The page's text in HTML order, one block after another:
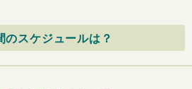
スケジュールは？